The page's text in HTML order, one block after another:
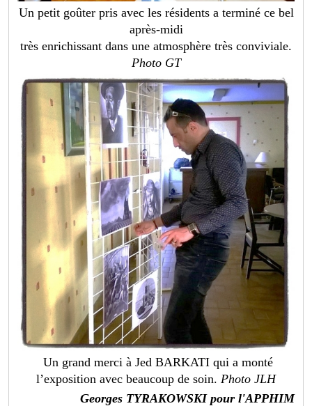
Un petit goûter pris avec les résidents a terminé ce bel
après-midi
très enrichissant dans une atmosphère très conviviale.
Photo GT
Un grand merci à Jed BARKATI qui a monté
l’exposition avec beaucoup de soin. Photo JLH
Georges TYRAKOWSKI pour l'APPHIM